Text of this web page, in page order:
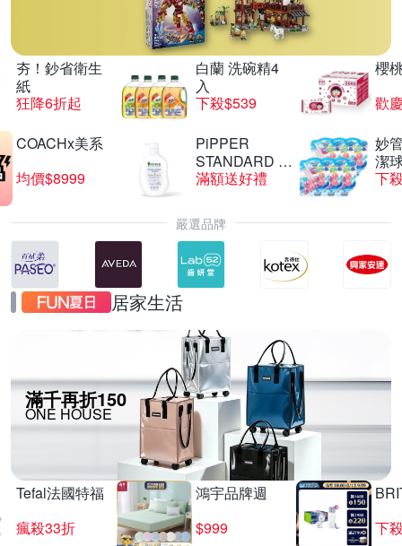
夯！鈔省衛生
紙
狂降6折起
白蘭 洗碗精4
入
下殺$539
櫻
歡
COACHx美系
均價$8999
PiPPER
STANDARD 沛
柏
滿額送好禮
妙
潔
下
嚴選品牌
居家生活
滿千再折150
ONE HOUSE
Tefal法國特福
瘋殺33折
鴻宇品牌週
$999
下